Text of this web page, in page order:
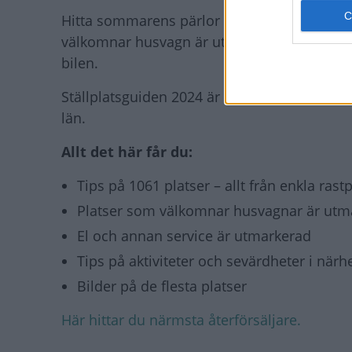
Hitta sommarens pärlor och de bästa
välkomnar husvagn är utmärkta med en
bilen.
Ställplatsguiden 2024 är mer välmatad än
län.
Allt det här får du:
Tips på 1061 platser – allt från enkla
Platser som välkomnar husvagnar är
El och annan service är utmarkerad
Tips på aktiviteter och sevärdheter i
Bilder på de flesta platser
Här hittar du närmsta återförsäljare.